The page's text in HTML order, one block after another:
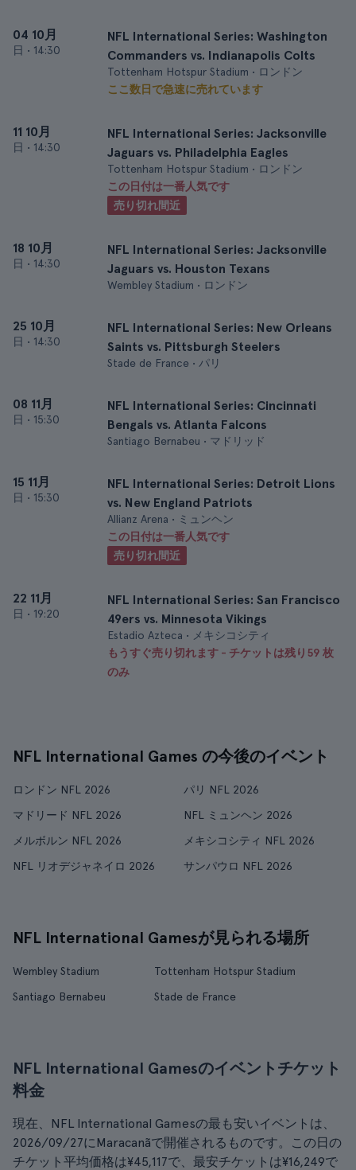
04 10月
日 • 14:30
NFL International Series: Washington
Commanders vs. Indianapolis Colts
Tottenham Hotspur Stadium • ロンドン
ここ数日で急速に売れています
11 10月
日 • 14:30
NFL International Series: Jacksonville
Jaguars vs. Philadelphia Eagles
Tottenham Hotspur Stadium • ロンドン
この日付は一番人気です
売り切れ間近
18 10月
日 • 14:30
NFL International Series: Jacksonville
Jaguars vs. Houston Texans
Wembley Stadium • ロンドン
25 10月
日 • 14:30
NFL International Series: New Orleans
Saints vs. Pittsburgh Steelers
Stade de France • パリ
08 11月
日 • 15:30
NFL International Series: Cincinnati
Bengals vs. Atlanta Falcons
Santiago Bernabeu • マドリッド
15 11月
日 • 15:30
NFL International Series: Detroit Lions
vs. New England Patriots
Allianz Arena • ミュンヘン
この日付は一番人気です
売り切れ間近
22 11月
日 • 19:20
NFL International Series: San Francisco
49ers vs. Minnesota Vikings
Estadio Azteca • メキシコシティ
もうすぐ売り切れます - チケットは残り59 枚
のみ
NFL International Games の今後のイベント
ロンドン NFL 2026
パリ NFL 2026
マドリード NFL 2026
NFL ミュンヘン 2026
メルボルン NFL 2026
メキシコシティ NFL 2026
NFL リオデジャネイロ 2026
サンパウロ NFL 2026
NFL International Gamesが見られる場所
Wembley Stadium
Tottenham Hotspur Stadium
Santiago Bernabeu
Stade de France
NFL International Gamesのイベントチケット
料金
現在、NFL International Gamesの最も安いイベントは、
2026/09/27にMaracanãで開催されるものです。この日の
チケット平均価格は¥45,117で、最安チケットは¥16,249で